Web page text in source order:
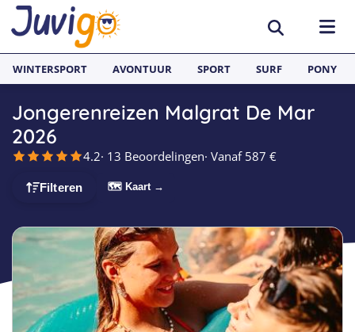
BESTEMMINGEN
België
Spanje
Duitsland
Portugal
Frankrijk
SURFKAMPEN
Surfkampen België
Surfkampen Frankrijk
Surfkampen Spanje
Surfkampen Portugal
Surfkampen Nederland
Alle Juvigo Taalreizen
Taalvakanties Frans
Taalvakanties Engels
Taalvakanties Spaans
GROEPSREIZEN
Jongeren
Jongvolwassenen
Volwassenen
WINTERSPORT AVONTUUR SPORT SURF PONY
Jongerenreizen Malgrat De Mar
2026
4.2· 13 Beoordelingen· Vanaf 587 €
Filteren 🗺 Kaart →